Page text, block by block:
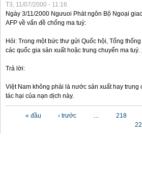
T3, 11/07/2000 - 11:16
Ngày 3/11/2000 Ngưuoi Phát ngôn Bộ Ngoại
AFP về vấn đề chống ma tuý:
Hỏi: Trong một bức thư gửi Quốc hội, Tổng
các quốc gia sản xuất hoặc trung chuyển ma
Trả lời:
Việt Nam không phải là nước sản xuất hay
tác hại của nạn dịch này.
« đầu ‹ trước … 218